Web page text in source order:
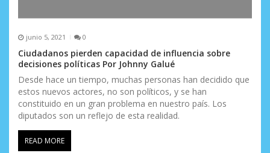
junio 5, 2021 0
Ciudadanos pierden capacidad de influencia sobre
decisiones políticas Por Johnny Galué
Desde hace un tiempo, muchas personas han decidido que
estos nuevos actores, no son políticos, y se han
constituido en un gran problema en nuestro país. Los
diputados son un reflejo de esta realidad.
READ MORE